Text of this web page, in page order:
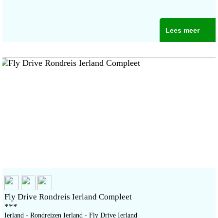
Lees meer
Fly Drive Rondreis Ierland Compleet
***
Ierland - Rondreizen Ierland - Fly Drive Ierland